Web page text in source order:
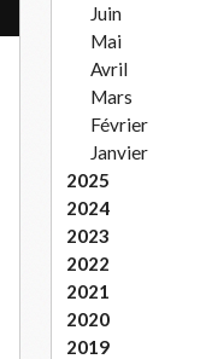
Juin
Mai
Avril
Mars
Février
Janvier
2025
2024
2023
2022
2021
2020
2019